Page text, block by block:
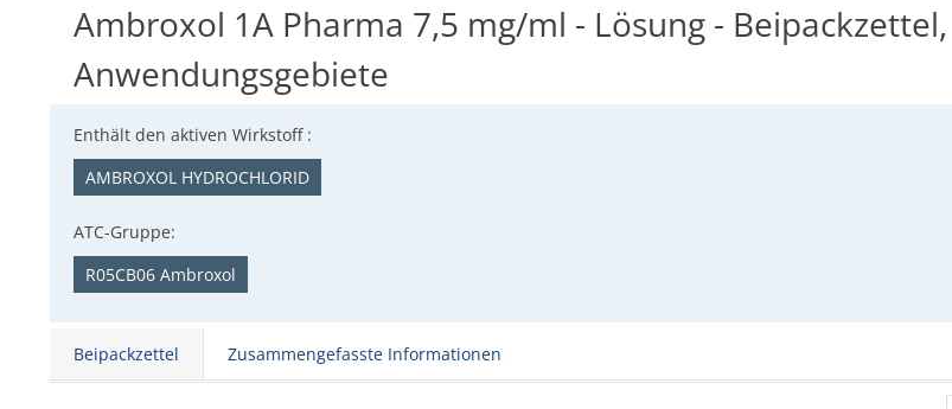
Ambroxol 1A Pharma 7,5 mg/ml - Lösung -
Anwendungsgebiete
Enthält den aktiven Wirkstoff :
AMBROXOL HYDROCHLORID
ATC-Gruppe:
R05CB06 Ambroxol
Beipackzettel Zusammengefasste Informationen